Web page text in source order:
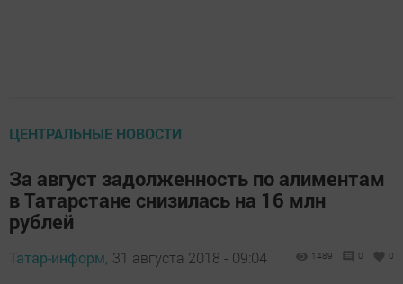
ЦЕНТРАЛЬНЫЕ НОВОСТИ
За август задолженность по алиментам
в Татарстане снизилась на 16 млн
рублей
Татар-информ, 31 августа 2018 - 09:04 1489 0 0